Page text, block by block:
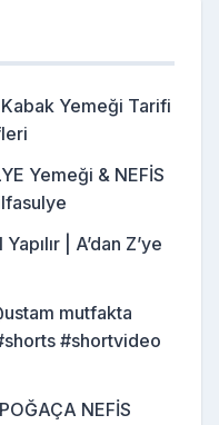
Yemeği Tarifi
Yemeği & NEFİS
| A’dan Z’ye
mutfakta
#shortvideo
NEFİS